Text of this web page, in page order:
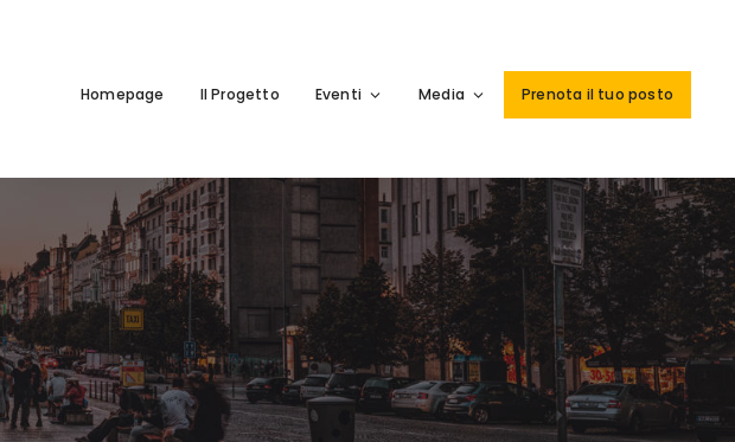
Homepage Il Progetto Eventi Media Prenota il tuo posto